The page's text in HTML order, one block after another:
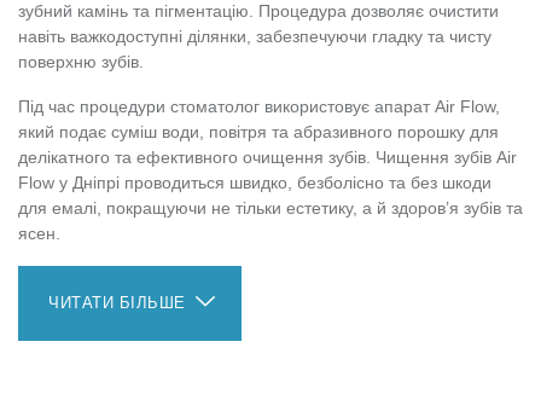
зубний камінь та пігментацію. Процедура дозволяє очистити
навіть важкодоступні ділянки, забезпечуючи гладку та чисту
поверхню зубів.
Під час процедури стоматолог використовує апарат Air Flow,
який подає суміш води, повітря та абразивного порошку для
делікатного та ефективного очищення зубів. Чищення зубів Air
Flow у Дніпрі проводиться швидко, безболісно та без шкоди
для емалі, покращуючи не тільки естетику, а й здоров’я зубів та
ясен.
ЧИТАТИ БІЛЬШЕ